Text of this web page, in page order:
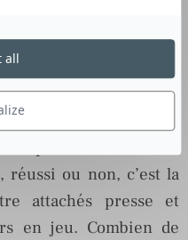
qu’ils ont été
cas isolé qui, à lui
sur les relations
Mais il soulève
pourrait-il se passer
à l’avenir ?
réussi ou non, c’est la
attachés presse et
en jeu. Combien de
all